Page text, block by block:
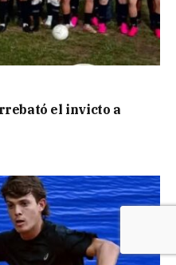
el invicto a